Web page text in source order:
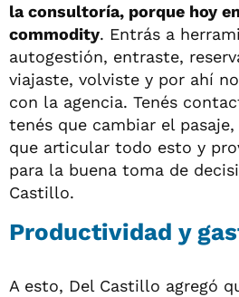
la consultoría, porque hoy
commodity. Entrás a
autogestión, entraste,
viajaste, volviste y por ahí
con la agencia. Tenés
tenés que cambiar el
que articular todo esto y
para la buena toma de
Castillo.
Productividad y
A esto, Del Castillo agregó